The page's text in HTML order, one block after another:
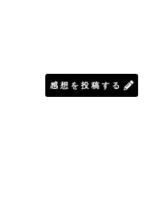
感想を投稿する